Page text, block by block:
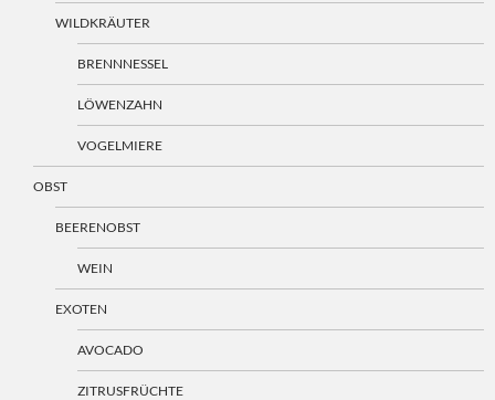
WILDKRÄUTER
BRENNNESSEL
LÖWENZAHN
VOGELMIERE
OBST
BEERENOBST
WEIN
EXOTEN
AVOCADO
ZITRUSFRÜCHTE